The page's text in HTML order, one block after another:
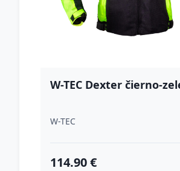
W-TEC Dexter čierno-
W-TEC
114.90 €